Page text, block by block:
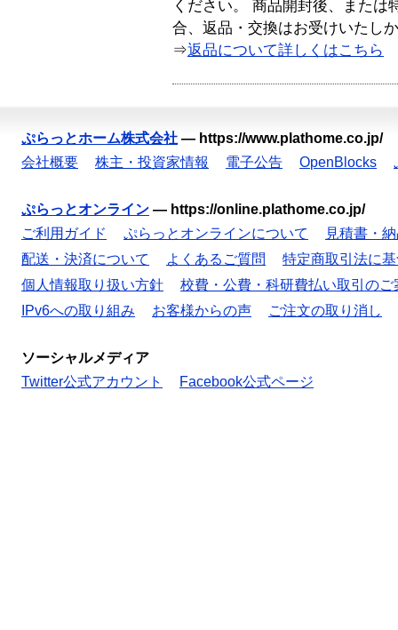
ください。 商品開封後、または
合、返品・交換はお受けいたし
⇒返品について詳しくはこちら
ぷらっとホーム株式会社 — https://www.plathome.co.jp/
会社概要
株主・投資家情報 電子公告 OpenBlocks
ぷらっとオンライン — https://online.plathome.co.jp/
ご利用ガイド
ぷらっとオンラインについて
見積書・
配送・決済について
よくあるご質問
特定商取引法に
個人情報取り扱い方針
校費・公費・科研費払い取引のご
IPv6への取り組み
お客様からの声 ご注文の取り消し
ソーシャルメディア
Twitter公式アカウント
Facebook公式ページ